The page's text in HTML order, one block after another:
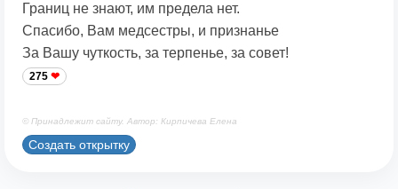
Границ не знают, им предела нет.
Спасибо, Вам медсестры, и признанье
За Вашу чуткость, за терпенье, за совет!
275
© Принадлежит сайту. Автор: Кирпичева Елена
Создать открытку